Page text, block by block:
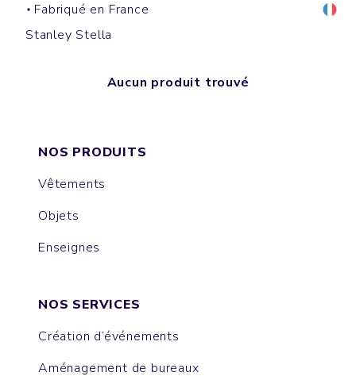
Fabriqué en France
Stanley Stella
Aucun produit trouvé
NOS PRODUITS
Vêtements
Objets
Enseignes
NOS SERVICES
Création d’événements
Aménagement de bureaux